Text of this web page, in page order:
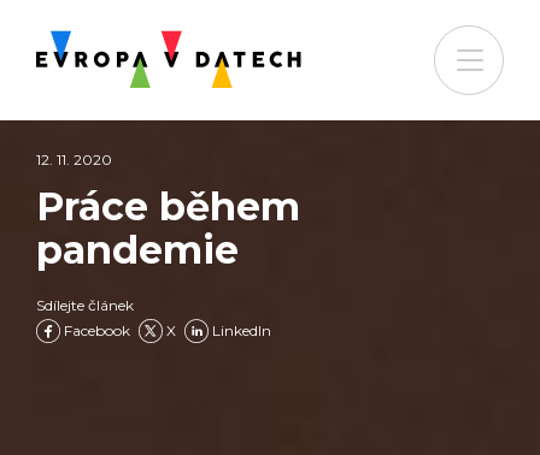
12. 11. 2020
Práce během
pandemie
Sdílejte článek
Facebook
X LinkedIn